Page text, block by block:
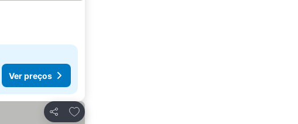
Ver preços
Partilhar
Adicionar aos favoritos